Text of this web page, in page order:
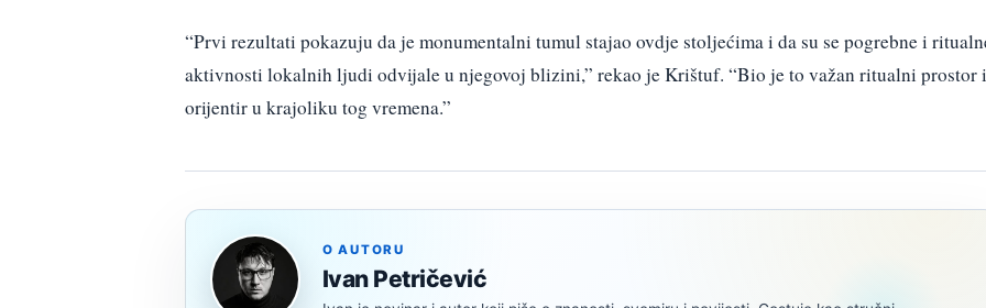
“Prvi rezultati pokazuju da je monumentalni tumul stajao ovdje stoljećima i da su se pogrebne i
aktivnosti lokalnih ljudi odvijale u njegovoj blizini,” rekao je Krištuf. “Bio je to važan ritualni prostor i
orijentir u krajoliku tog vremena.”
O AUTORU
Ivan Petričević